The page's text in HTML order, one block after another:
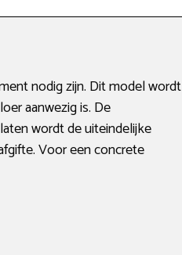
nodig zijn. Dit model wordt
aanwezig is. De
wordt de uiteindelijke
Voor een concrete